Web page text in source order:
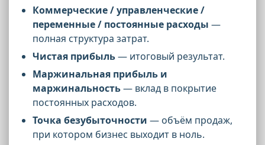
Коммерческие / управленческие /
переменные / постоянные расходы —
полная структура затрат.
Чистая прибыль— итоговый результат.
Маржинальная прибыль и
маржинальность— вклад в покрытие
постоянных расходов.
Точка безубыточности — объём продаж,
при котором бизнес выходит в ноль.